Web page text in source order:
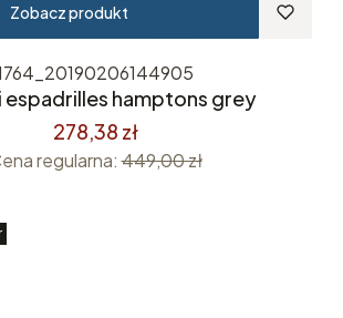
Zobacz produkt
espadrilles hamptons grey
278,38 zł
regularna: 449,00 zł